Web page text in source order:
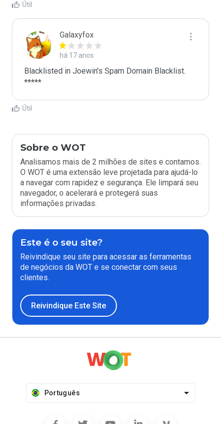
Útil
Galaxyfox
há 17 anos
Blacklisted in Joewin's Spam Domain Blacklist.
*****
Útil
Sobre o WOT
Analisamos mais de 2 milhões de sites e contamos.
O WOT é uma extensão leve projetada para ajudá-lo
a navegar com rapidez e segurança. Ele limpará seu
navegador, o acelerará e protegerá suas
informações privadas.
Este é o seu site?
Reivindique seu site para acessar as ferramentas
de negócios da WOT e se conectar com seus
clientes.
Reivindique Este Site
Português